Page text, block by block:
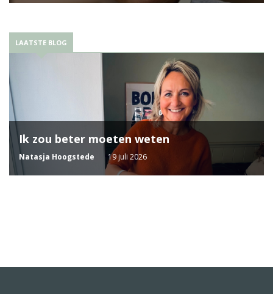
LAATSTE BLOG
Ik zou beter moeten weten
Natasja Hoogstede 19 juli 2026